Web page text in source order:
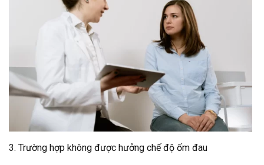
3. Trường hợp không được hưởng chế độ ốm đau